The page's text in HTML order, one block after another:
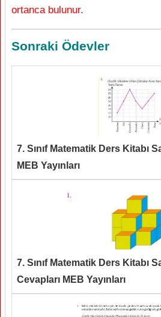
ortanca bulunur.
Sonraki Ödevler
7. Sınıf Matematik Ders Kitabı
MEB Yayınları
7. Sınıf Matematik Ders Kitabı
Cevapları MEB Yayınları